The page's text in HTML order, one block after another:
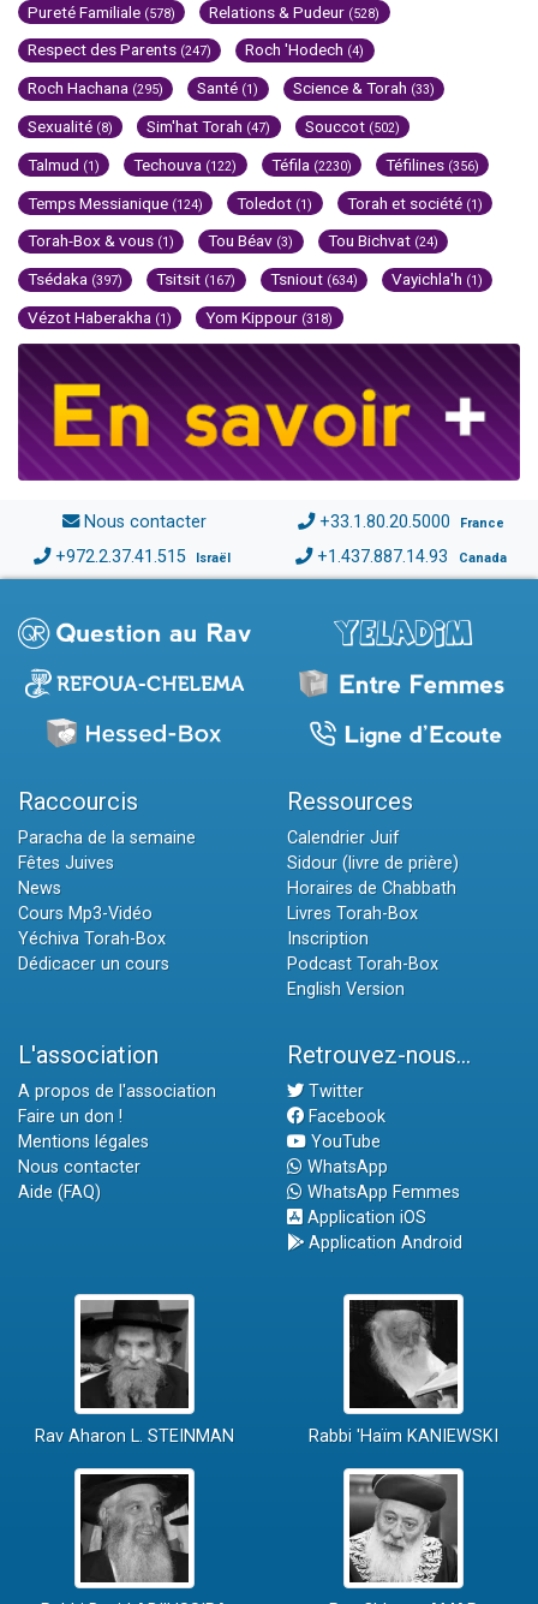
Pureté Familiale (578) Relations & Pudeur (528)
Respect des Parents (247) Roch 'Hodech (4)
Roch Hachana (295) Santé (1) Science & Torah (33)
Sexualité (8) Sim'hat Torah (47) Souccot (502)
Talmud (1) Techouva (122) Téfila (2230) Téfilines (356)
Temps Messianique (124) Toledot (1) Torah et société (1)
Torah-Box & vous (1) Tou Béav (3) Tou Bichvat (24)
Tsédaka (397) Tsitsit (167) Tsniout (634) Vayichla'h (1)
Vézot Haberakha (1) Yom Kippour (318)
Nous contacter +33.1.80.20.5000 France
+972.2.37.41.515 Israël +1.437.887.14.93 Canada
Raccourcis
Paracha de la semaine
Fêtes Juives
News
Cours Mp3-Vidéo
Yéchiva Torah-Box
Dédicacer un cours
Ressources
Calendrier Juif
Sidour (livre de prière)
Horaires de Chabbath
Livres Torah-Box
Inscription
Podcast Torah-Box
English Version
L'association
A propos de l'association
Faire un don !
Mentions légales
Nous contacter
Aide (FAQ)
Retrouvez-nous...
Twitter
Facebook
YouTube
WhatsApp
WhatsApp Femmes
Application iOS
Application Android
Rav Aharon L. STEINMAN Rabbi 'Haïm KANIEWSKI